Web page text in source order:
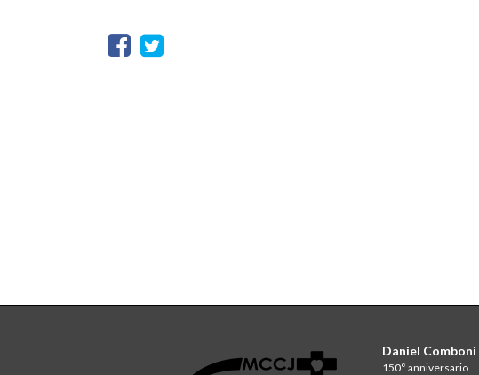
Daniel Comboni
150° anniversario